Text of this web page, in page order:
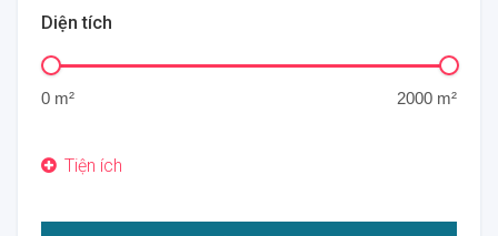
Diện tích